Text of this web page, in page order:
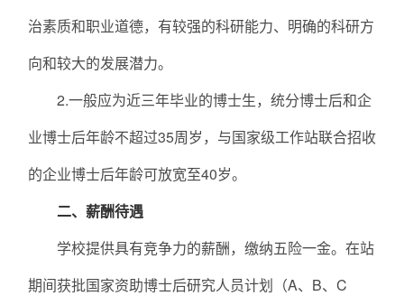
治素质和职业道德，有较强的科研能力、明确的科研方
向和较大的发展潜力。
2.一般应为近三年毕业的博士生，统分博士后和企
业博士后年龄不超过35周岁，与国家级工作站联合招收
的企业博士后年龄可放宽至40岁。
二、薪酬待遇
学校提供具有竞争力的薪酬，缴纳五险一金。在站
期间获批国家资助博士后研究人员计划（A、B、C